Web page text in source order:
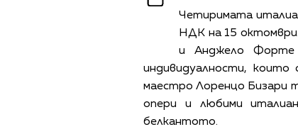
Четиримата
НДК на 15
и Анджело Форте
индивидуалности,
маестро Лоренцо Бизари
опери и любими
белкантото.